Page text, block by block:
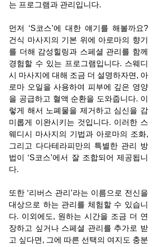
는 프로그램과 관리입니다.
먼저 ‘S코스’에 대한 얘기를 해볼까요?
건식 마사지의 기본 위에 아로마의 향기
를 더해 감성힐링과 스페셜 관리를 함께
경험할 수 있는 프로그램입니다. 스웨디
시 마사지에 대해 조금 더 설명하자면, 아
로마 오일을 사용하여 피부에 깊은 영양
을 공급하고 혈액 순환을 도와줍니다. 이
렇게 해서 노폐물을 제거하고 심신을 감
미롭게 이완시키는 것입니다. 이러한 스
웨디시 마사지의 기법과 아로마의 조화,
그리고 다다테라피만의 특별한 관리 방
법이 ‘S코스’에서 잘 조합되어 제공됩니
다.
또한 ‘리버스 관리’라는 이름으로 전신을
대상으로 하는 관리를 체험할 수 있습니
다. 이외에도, 원하는 시간을 조금 더 연
장하고 싶거나 스페셜 관리를 추가로 받
고 싶다면, 그에 따른 선택의 여지도 충분